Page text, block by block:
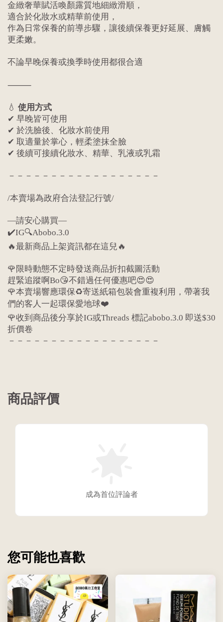
金緻奢華賦活喚顏露質地細緻滑順，
適合於化妝水或精華前使用，
作為日常保養的前導步驟，讓後續保養更好延展、膚觸
更柔嫩。
不論早晚保養或換季時使用都很合適
⸻
💧 使用方式
✔ 早晚皆可使用
✔ 於洗臉後、化妝水前使用
✔ 取適量於掌心，輕柔塗抹全臉
✔ 後續可接續化妝水、精華、乳液或乳霜
－－－－－－－－－－－－－－－－－－
/本賣場為政府合法登記行號/
—請安心購買—
✔️IG🔍Abobo.3.0
🔥最新商品上架資訊都在這兒🔥
🌹限時動態不定時發送商品折扣截圖活動
趕緊追蹤啊Bo😘不錯過任何優惠吧😍😍
🌹本賣場響應環保♻️寄送紙箱包裝會重複利用，帶著我
們的客人一起環保愛地球❤️
🌹收到商品後分享於IG或Threads 標記abobo.3.0 即送$30
折價卷
－－－－－－－－－－－－－－－－－－
商品評價
成為首位評論者
您可能也喜歡